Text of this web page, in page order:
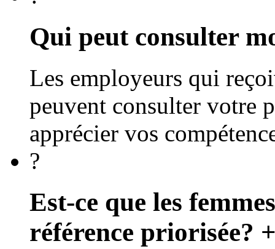
Qui peut consulter
Les employeurs qui
peuvent consulter votre
apprécier vos
?
Est-ce que les
référence priorisée?